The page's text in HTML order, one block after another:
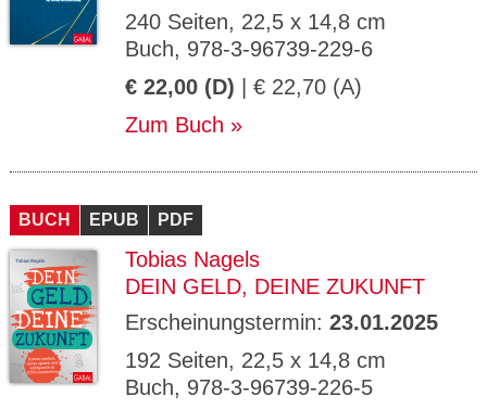
240 Seiten, 22,5 x 14,8 cm
Buch, 978-3-96739-229-6
€ 22,00 (D) | € 22,70 (A)
Zum Buch
BUCH EPUB PDF
Tobias Nagels
DEIN GELD, DEINE ZUKUNFT
Erscheinungstermin: 23.01.2025
192 Seiten, 22,5 x 14,8 cm
Buch, 978-3-96739-226-5